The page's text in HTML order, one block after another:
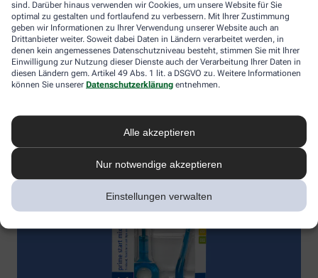
sind. Darüber hinaus verwenden wir Cookies, um unsere Website für Sie
optimal zu gestalten und fortlaufend zu verbessern. Mit Ihrer Zustimmung
geben wir Informationen zu Ihrer Verwendung unserer Website auch an
Drittanbieter weiter. Soweit dabei Daten in Ländern verarbeitet werden, in
denen kein angemessenes Datenschutzniveau besteht, stimmen Sie mit Ihrer
Einwilligung zur Nutzung dieser Dienste auch der Verarbeitung Ihrer Daten in
diesen Ländern gem. Artikel 49 Abs. 1 lit. a DSGVO zu. Weitere Informationen
können Sie unserer Datenschutzerklärung entnehmen.
Alle akzeptieren
Nur notwendige akzeptieren
Einstellungen verwalten
Zahnfleischrand über die konkaven Nischen bis direkt unter die
Kontaktstelle. Selbst kleinste Interdentalräume werden ohne
Verletzungsgefahr behandelt – dank Cural®, dem hauchdünnen
und extrastarken Chirurgendraht, mit dem eine einzige
Reinigungsbewegung ausreicht: einmal rein und raus. Fertig.
Das House of Mouth bündelt dieses Wissen – und macht